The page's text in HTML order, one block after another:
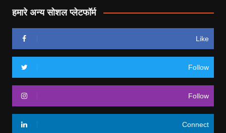
हमारे अन्य सोशल प्लेटफॉर्म
Like
Follow
Follow
Connect